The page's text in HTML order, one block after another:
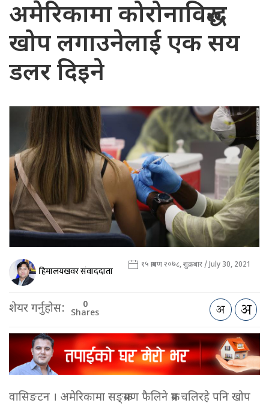
अमेरिकामा कोरोनाविरुद्ध
खोप लगाउनेलाई एक सय
डलर दिइने
हिमालयखवर संवाददाता १५ श्रावण २०७८, शुक्रबार / July 30, 2021
शेयर गर्नुहोस: 0
Shares
वासिङटन । अमेरिकामा सङ्क्रमण फैलिने क्रम चलिरहे पनि खोप